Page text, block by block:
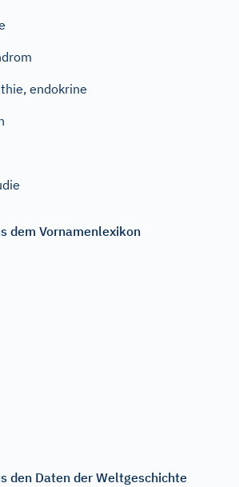
endokrine
dem Vornamenlexikon
den Daten der Weltgeschichte